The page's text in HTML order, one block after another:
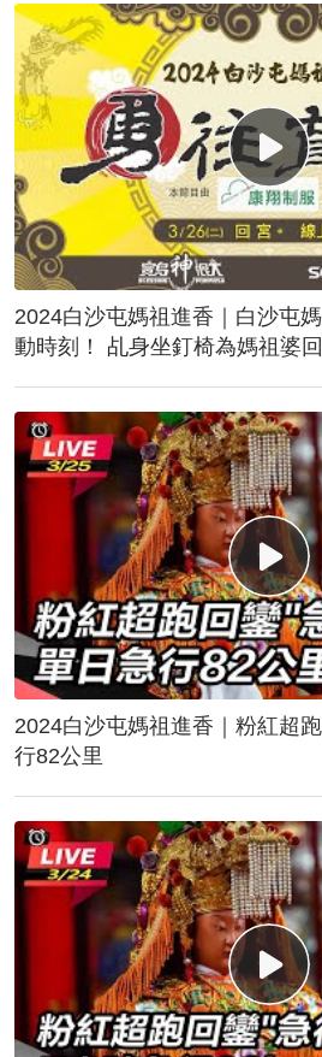
2024白沙屯媽祖進香｜白沙屯
動時刻！ 乩身坐釘椅為媽祖婆
2024白沙屯媽祖進香｜粉紅超跑回
行82公里